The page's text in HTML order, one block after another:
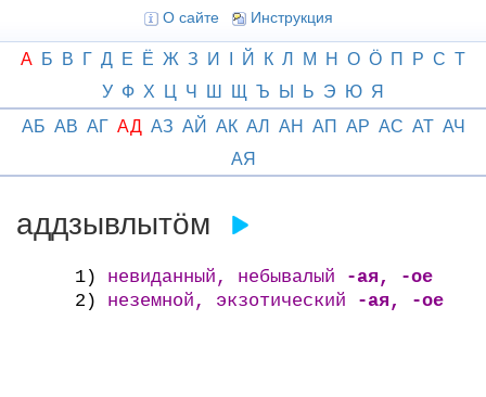
О сайте Инструкция
А Б В Г Д Е Ё Ж З И І Й К Л М Н О Ӧ П Р С Т
У Ф Х Ц Ч Ш Щ Ъ Ы Ь Э Ю Я
АБ АВ АГ АД АЗ АЙ АК АЛ АН АП АР АС АТ АЧ
АЯ
аддзывлытӧм
1) невиданный, небывалый
-ая, -ое
2)
неземной, экзотический -ая, -ое